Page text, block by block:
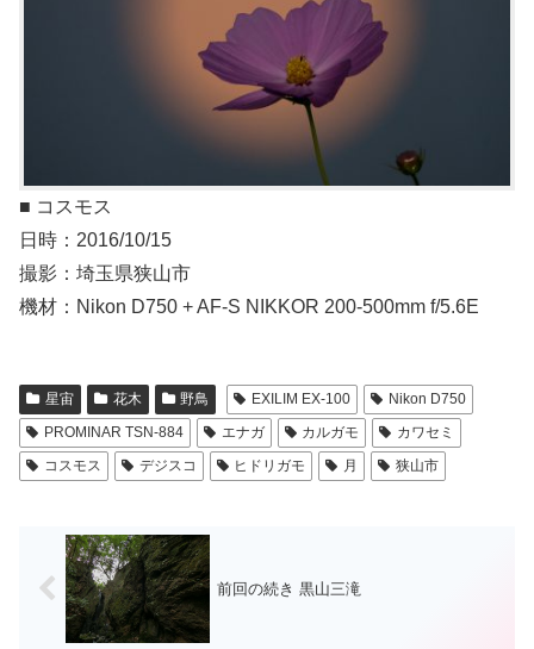
■ コスモス
日時：2016/10/15
撮影：埼玉県狭山市
機材：Nikon D750 + AF-S NIKKOR 200-500mm f/5.6E
星宙 花木 野鳥 EXILIM EX-100
Nikon D750
PROMINAR TSN-884
エナガ カルガモ
カワセミ
コスモス
デジスコ ヒドリガモ 月 狭山市
前回の続き 黒山三滝